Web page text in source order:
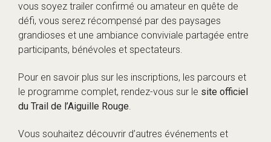
vous soyez trailer confirmé ou amateur en quête de
défi, vous serez récompensé par des paysages
grandioses et une ambiance conviviale partagée entre
participants, bénévoles et spectateurs.
Pour en savoir plus sur les inscriptions, les parcours et
le programme complet, rendez-vous sur le site officiel
du Trail de l’Aiguille Rouge.
Vous souhaitez découvrir d’autres événements et